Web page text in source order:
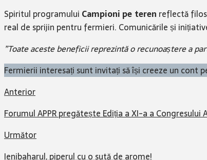
Spiritul programului Campioni pe teren reflectă
real de sprijin pentru fermieri. Comunicările și
”Toate aceste beneficii reprezintă o recunoaștere a
Fermierii interesați sunt invitați să își creeze un cont
Anterior
Forumul APPR pregătește Ediția a XI-a a
Următor
Ienibaharul, piperul cu o sută de arome!